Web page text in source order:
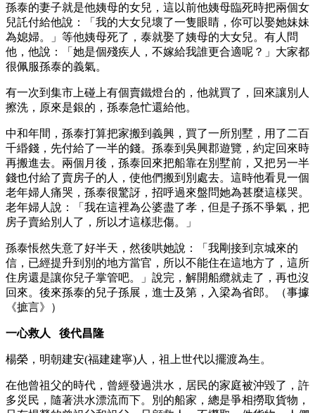
孫泰的妻子就是他姨母的女兒，這以前他姨母臨死時把兩個女
兒託付給他說：「我的大女兒壞了一隻眼睛，你可以娶她妹妹
為媳婦。」等他姨母死了，泰就娶了姨母的大女兒。有人問
他，他說：「她是個殘疾人，不嫁給我誰更合適呢？」大家都
很佩服孫泰的義氣。
有一次到集市上碰上有個賣鐵燈台的，他就買了，回來讓別人
擦洗，原來是銀的，孫泰急忙還給他。
中和年間，孫泰打算把家搬到義興，買了一所別墅，用了二百
千緡錢，先付給了一半的錢。孫泰到吳興郡遊覽，約定回來時
再搬進去。兩個月後，孫泰回來把船靠在別墅前，又把另一半
錢也付給了賣房子的人，使他們搬到別處去。這時他看見一個
老年婦人痛哭，孫泰很驚訝，招呼過來盤問她為甚麼這樣哭。
老年婦人說：「我在這裡為公婆盡了孝，但是子孫不爭氣，把
房子賣給別人了，所以才這樣悲傷。」
孫泰悵然失意了好半天，然後哄她說：「我剛接到京城來的
信，已經提升到別的地方當官，所以不能住在這地方了，這所
住房還是讓你兒子掌管吧。」說完，解開船纜就走了，再也沒
回來。後來孫泰的兒子孫展，進士及第，入梁為省郎。（事據
《摭言》）
一心救人 後代昌隆
楊榮，明朝建安(福建建寧)人，祖上世代以擺渡為生。
在他曾祖父的時代，曾經發過洪水，居民的家庭被沖毀了，許
多災民，隨著洪水漂流而下。別的船家，總是爭相撈取貨物，